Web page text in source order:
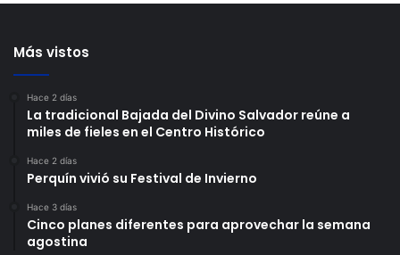
Más vistos
Hace 2 días
La tradicional Bajada del Divino Salvador reúne a
miles de fieles en el Centro Histórico
Hace 2 días
Perquín vivió su Festival de Invierno
Hace 3 días
Cinco planes diferentes para aprovechar la semana
agostina